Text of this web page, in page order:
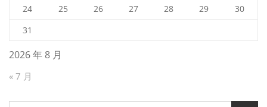
2026 年 8 月
24
25 26 27 28 29
30
31
« 7 月